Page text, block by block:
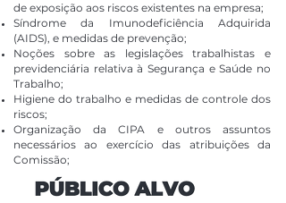
de exposição aos riscos existentes na empresa;
Síndrome da Imunodeficiência Adquirida
(AIDS), e medidas de prevenção;
Noções sobre as legislações trabalhistas e
previdenciária relativa à Segurança e Saúde no
Trabalho;
Higiene do trabalho e medidas de controle dos
riscos;
Organização da CIPA e outros assuntos
necessários ao exercício das atribuições da
Comissão;